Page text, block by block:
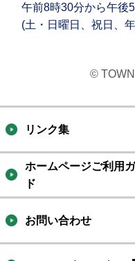
午前8時30分から午後
(土・日曜日、祝日、
©
リンク集
ホームページご利用
ド
お問い合わせ